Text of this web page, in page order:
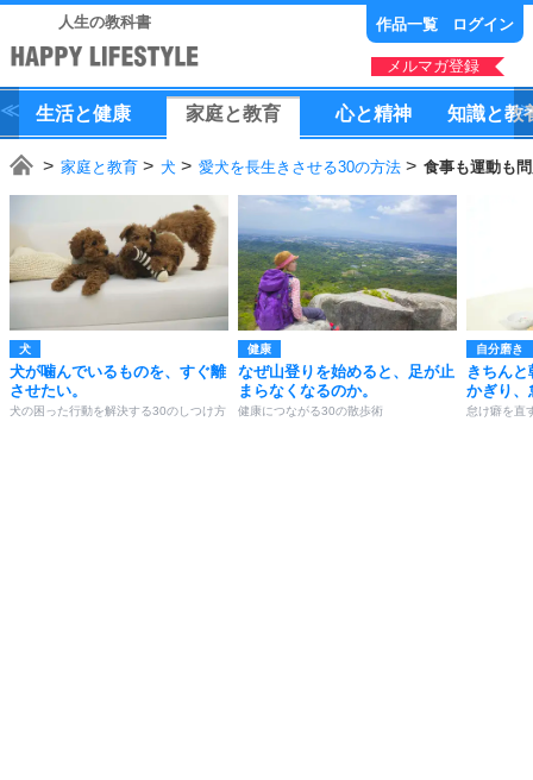
人生の教科書 作品一覧 ログイン
メルマガ登録
生活と健康 家庭と教育 心と精神 知識と教
家庭と教育 犬 愛犬を長生きさせる30の方法 食事も運動も
犬
犬が噛んでいるものを、すぐ離
させたい。
犬の困った行動を解決する30のしつけ方
健康
なぜ山登りを始めると、足が止
まらなくなるのか。
健康につながる30の散歩術
自分磨き
きちん
かぎり、
怠け癖を直